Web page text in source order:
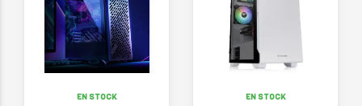
EN STOCK EN STOCK